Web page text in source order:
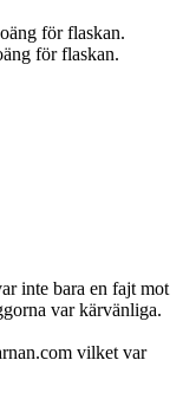
för flaskan.
för flaskan.
inte bara en fajt mot
var kärvänliga.
vilket var